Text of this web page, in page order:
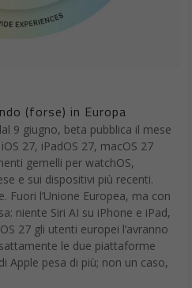
(forse) in Europa
9 giugno, beta pubblica il mese
27, iPadOS 27, macOS 27
gemelli per watchOS,
e sui dispositivi più recenti.
Fuori l’Unione Europea, ma con
niente Siri AI su iPhone e iPad,
27 gli utenti europei l’avranno
le due piattaforme
Apple pesa di più; non un caso,